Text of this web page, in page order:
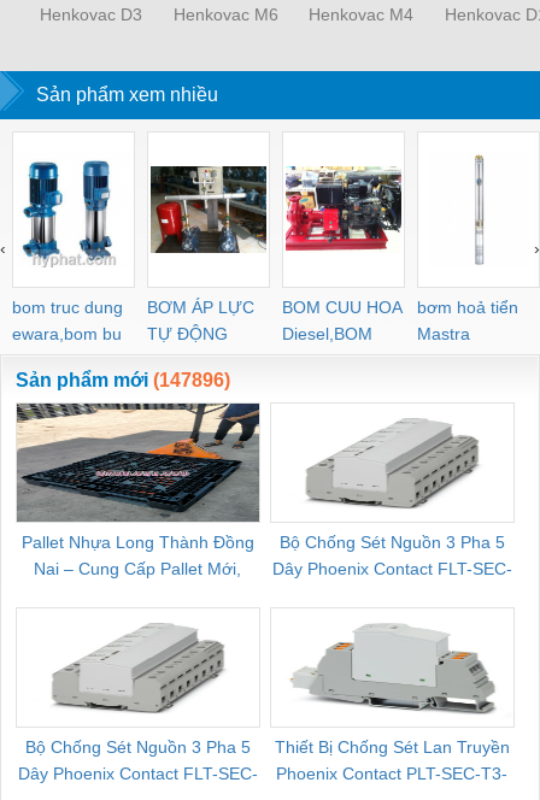
Henkovac D3
Henkovac M6
Henkovac M4
Henkovac
Sản phẩm xem nhiều
bom truc dung
ewara,bom bu
ewara
BƠM ÁP LỰC
TỰ ĐỘNG
BOM CUU HOA
Diesel,BOM
CHUA CHAY
bơm hoả tiển
Mastra
‹ ›
Sản phẩm mới (147896)
Pallet Nhựa Long Thành Đồng
Nai – Cung Cấp Pallet Mới,
Bộ Chống Sét Nguồn 3 Pha 5
Dây Phoenix Contact FLT-SEC-
Bộ Chống Sét Nguồn 3 Pha 5
Dây Phoenix Contact FLT-SEC-
Thiết Bị Chống Sét Lan Truyền
Phoenix Contact PLT-SEC-T3-